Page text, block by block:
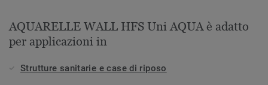
AQUARELLE WALL HFS Uni AQUA è adatto
per applicazioni in
Strutture sanitarie e case di riposo